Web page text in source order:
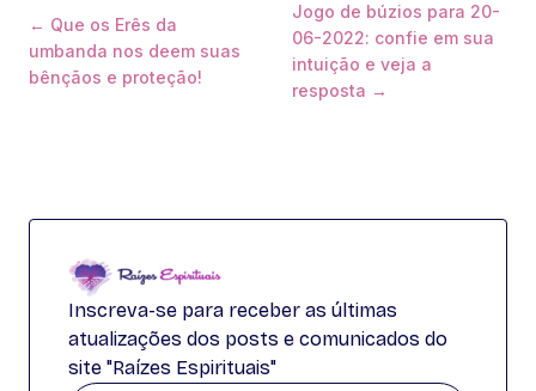
← Que os Erês da
umbanda nos deem suas
bênçãos e proteção!
Jogo de búzios para 20-
06-2022: confie em sua
intuição e veja a
resposta →
Inscreva-se para receber as últimas
atualizações dos posts e comunicados do
site "Raízes Espirituais"